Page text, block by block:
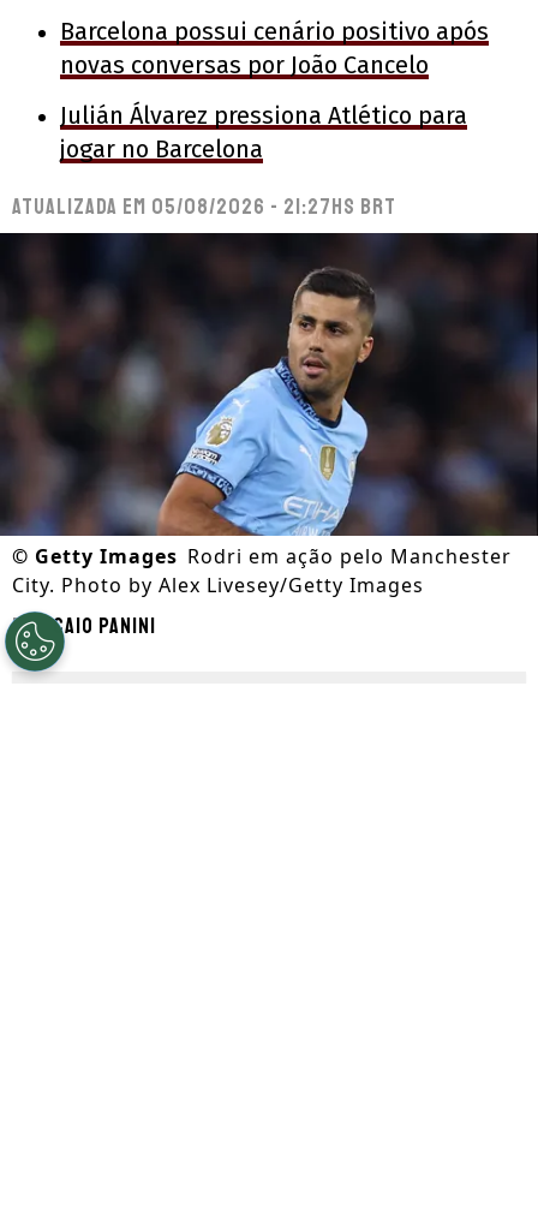
Barcelona possui cenário positivo após
novas conversas por João Cancelo
Julián Álvarez pressiona Atlético para
jogar no Barcelona
Atualizada em 05/08/2026 - 21:27hs BRT
© Getty Images Rodri em ação pelo Manchester
City. Photo by Alex Livesey/Getty Images
Por Caio Panini